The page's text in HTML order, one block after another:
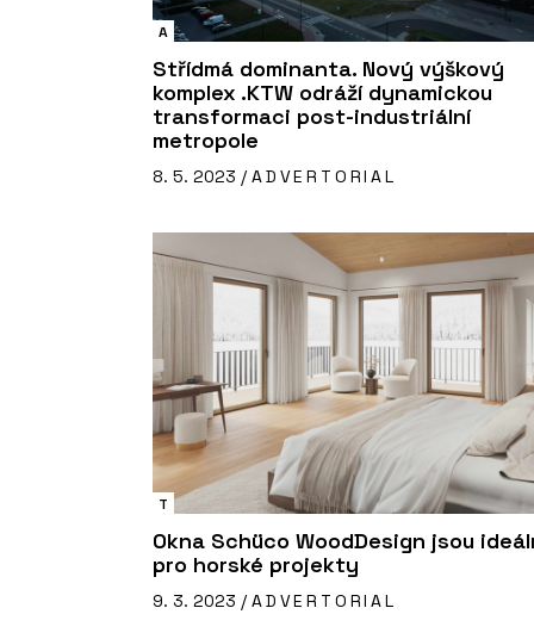
A
Střídmá dominanta. Nový výškový
komplex .KTW odráží dynamickou
transformaci post-industriální
metropole
8. 5. 2023 / ADVERTORIAL
T
Okna Schüco WoodDesign jsou
pro horské projekty
9. 3. 2023 / ADVERTORIAL